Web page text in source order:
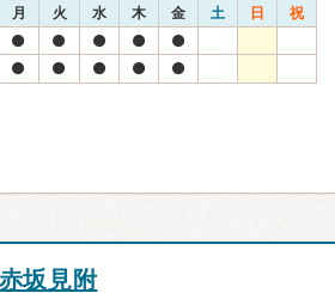
月 火 水 木 金 土 日 祝
坂見附